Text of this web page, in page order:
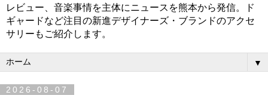
レビュー、音楽事情を主体にニュースを熊本から発信。ド
ギャードなど注目の新進デザイナーズ・ブランドのアクセ
サリーもご紹介します。
▼
2026-08-07